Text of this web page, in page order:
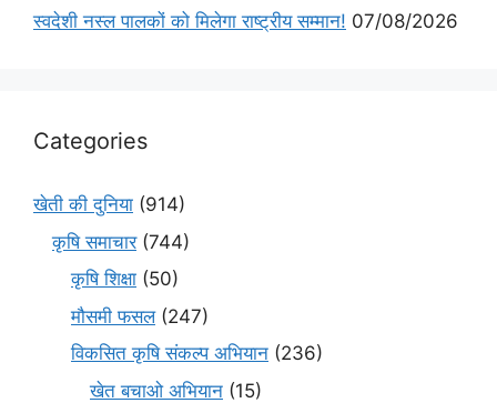
स्वदेशी नस्ल पालकों को मिलेगा राष्ट्रीय सम्मान! 07/08/2026
Categories
खेती की दुनिया (914)
कृषि समाचार(744)
कृषि शिक्षा (50)
मौसमी फसल(247)
विकसित कृषि संकल्प अभियान (236)
खेत बचाओ अभियान (15)